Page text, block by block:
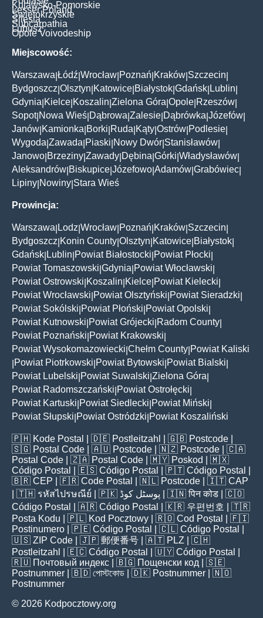
Kujawsko-Pomorskie
Lesser Poland
Świętokrzyskie
Silesia
Subcarpathia
Lubusz
Opole Voivodeship
Miejscowość:
Warszawa Łódź Wrocław Poznań Kraków Szczecin
Bydgoszcz Olsztyn Katowice Białystok Gdańsk Lublin
Gdynia Kielce Koszalin Zielona Góra Opole Rzeszów
Sopot| Nowa Wieś Dąbrowa Zalesie Dąbrówka Józefów
Janów Kamionka Borki Ruda Kąty Ostrów Podlesie
Wygoda Zawada Piaski Nowy Dwór Stanisławów
Janowo Brzeziny Zawady Dębina Górki Władysławów
Aleksandrów Biskupice Józefowo Adamów Grabówiec
Lipiny Nowiny Stara Wieś
Prowincja:
Warszawa Lodz Wrocław Poznań Kraków Szczecin
Bydgoszcz Konin County Olsztyn Katowice Białystok
Gdańsk Lublin Powiat Białostocki Powiat Płocki
Powiat Tomaszowski Gdynia Powiat Włocławski
Powiat Ostrowski Koszalin Kielce Powiat Kielecki
Powiat Wrocławski Powiat Olsztyński Powiat Sieradzki
Powiat Sokólski Powiat Płoński Powiat Opolski
Powiat Kutnowski Powiat Grójecki Radom County
Powiat Poznański Powiat Krakowski
Powiat Wysokomazowiecki Chełm County Powiat Kaliski
Powiat Piotrkowski Powiat Bytowski Powiat Bialski
Powiat Lubelski Powiat Suwalski Zielona Góra
Powiat Radomszczański Powiat Ostrołęcki
Powiat Kartuski Powiat Siedlecki Powiat Miński
Powiat Słupski Powiat Ostródzki Powiat Koszaliński
🇵🇭 Kode Postal | 🇩🇪 Postleitzahl | 🇬🇧 Postcode
🇸🇬 Postal Code | 🇦🇺 Postcode | 🇳🇿 Postcode | 🇨🇦
Postal Code | 🇿🇦 Postal Code | 🇲🇾 Poskod
| 🇲🇽
Código Postal
| 🇪🇸 Código Postal | 🇵🇹 Código Postal
🇧🇷 CEP | 🇫🇷 Code Postal | 🇳🇱 Postcode | 🇮🇹 CAP
| 🇹🇭 รหัสไปรษณีย์ | 🇵🇰 پوسٹل کوڈ | 🇮🇳पिन कोड | 🇨🇴
Código Postal
| 🇦🇷 Código Postal | 🇰🇷 우편번호
| 🇹🇷
Posta Kodu | 🇵🇱 Kod Pocztowy | 🇷🇴 Cod Poștal
| 🇫🇮
Postinumero | 🇵🇪 Código Postal | 🇨🇱 Código Postal
🇺🇸 ZIP Code | 🇯🇵 郵便番号 | 🇦🇹 PLZ | 🇨🇭
Postleitzahl
| 🇪🇨 Código Postal | 🇺🇾 Código Postal
🇷🇺 Почтовый индекс | 🇧🇬 Пощенски код | 🇸🇪
Postnummer | 🇧🇩 পোস্টকোড | 🇩🇰 Postnummer | 🇳🇴
Postnummer
© 2026 Kodpocztowy.org